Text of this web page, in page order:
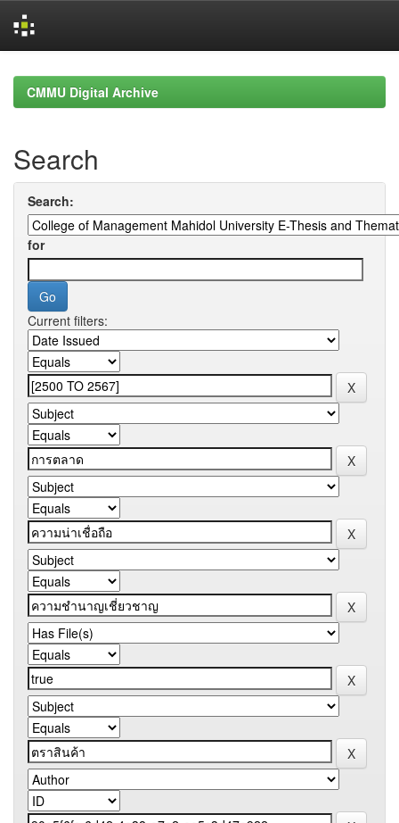
navigationCMMU Digital Archive
Search
Search:
for
Current filters: